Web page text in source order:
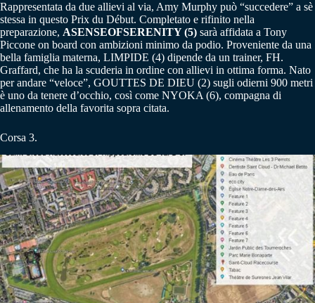
Rappresentata da due allievi al via, Amy Murphy può “succedere” a sè
stessa in questo Prix du Début. Completato e rifinito nella
preparazione, ASENSEOFSERENITY (5) sarà affidata a Tony
Piccone on board con ambizioni minimo da podio. Proveniente da una
bella famiglia materna, LIMPIDE (4) dipende da un trainer, FH.
Graffard, che ha la scuderia in ordine con allievi in ottima forma. Nato
per andare “veloce”, GOUTTES DE DIEU (2) sugli odierni 900 metri
è uno da tenere d’occhio, così come NYOKA (6), compagna di
allenamento della favorita sopra citata.
Corsa 3.